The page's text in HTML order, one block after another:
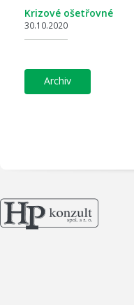
Krizové ošetřovné
30.10.2020
archiv